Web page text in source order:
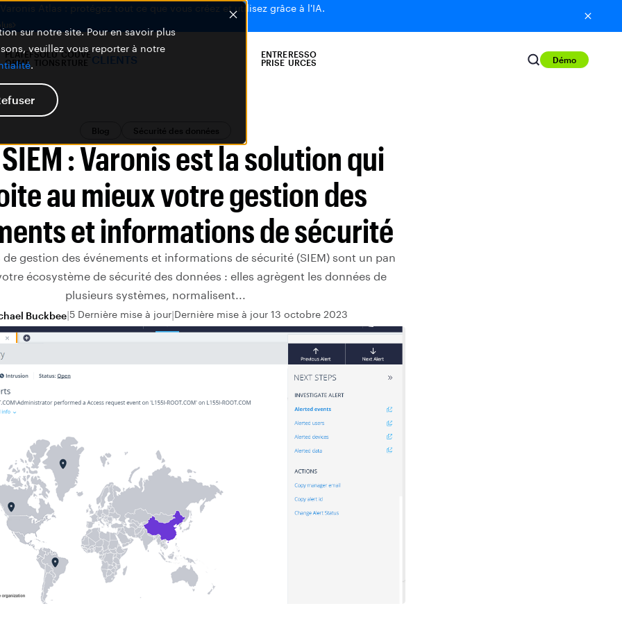
sur notre site. Pour en savoir plus
veuillez vous reporter à notre
.
Atlas : protégez tout ce que vous créez et utilisez grâce à l'IA.
PLATEF
ORME
SOLU
TIONS
COUVE
RTURE CLIENTS
ENTRE
PRISE
RESSO
URCES
Démo
Blog Sécurité des données
: Varonis est la solution qui
au mieux votre gestion des
et informations de sécurité
gestion des événements et informations de sécurité (SIEM) sont un pan
écosystème de sécurité des données : elles agrègent les données de
plusieurs systèmes, normalisent...
Buckbee 5 Dernière mise à jour Dernière mise à jour 13 octobre 2023